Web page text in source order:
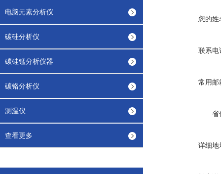
电脑元素分析仪
碳硅分析仪
碳硅锰分析仪器
碳铬分析仪
测温仪
查看更多
您的姓
联系电
常用邮
省
详细地